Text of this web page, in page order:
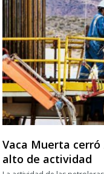
Vaca Muerta
alto de actividad